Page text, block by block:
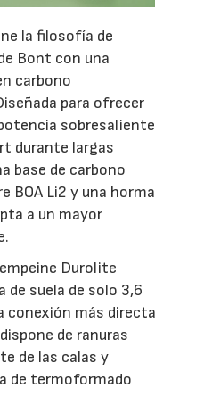
la filosofía de
Bont con una
carbono
para ofrecer
sobresaliente
durante largas
base de carbono
BOA Li2 y una horma
a un mayor
Durolite
suela de solo 3,6
conexión más directa
de ranuras
de las calas y
de termoformado